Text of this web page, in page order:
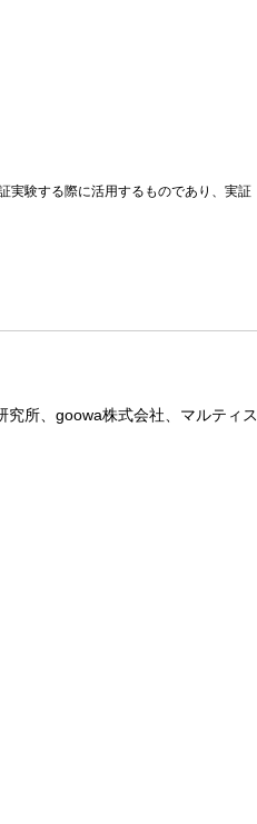
実験する際に活用するものであり、実証
所、goowa株式会社、マルティス